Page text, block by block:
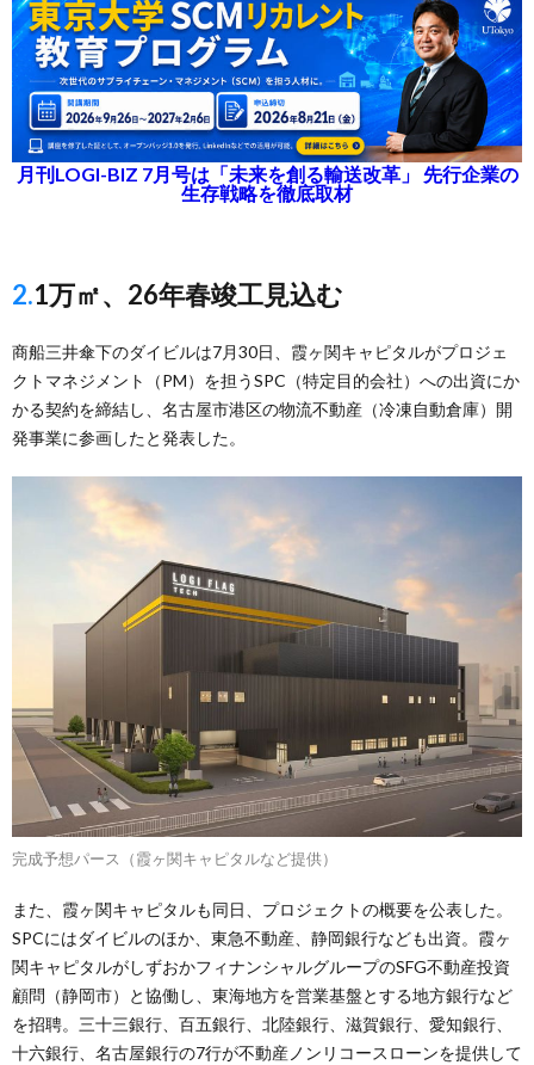
月刊LOGI-BIZ 7月号は「未来を創る輸送改革」 先行企業の
生存戦略を徹底取材
2.1万㎡、26年春竣工見込む
商船三井傘下のダイビルは7月30日、霞ヶ関キャピタルがプロジェ
クトマネジメント（PM）を担うSPC（特定目的会社）への出資にか
かる契約を締結し、名古屋市港区の物流不動産（冷凍自動倉庫）開
発事業に参画したと発表した。
完成予想パース（霞ヶ関キャピタルなど提供）
また、霞ヶ関キャピタルも同日、プロジェクトの概要を公表した。
SPCにはダイビルのほか、東急不動産、静岡銀行なども出資。霞ヶ
関キャピタルがしずおかフィナンシャルグループのSFG不動産投資
顧問（静岡市）と協働し、東海地方を営業基盤とする地方銀行など
を招聘。三十三銀行、百五銀行、北陸銀行、滋賀銀行、愛知銀行、
十六銀行、名古屋銀行の7行が不動産ノンリコースローンを提供して